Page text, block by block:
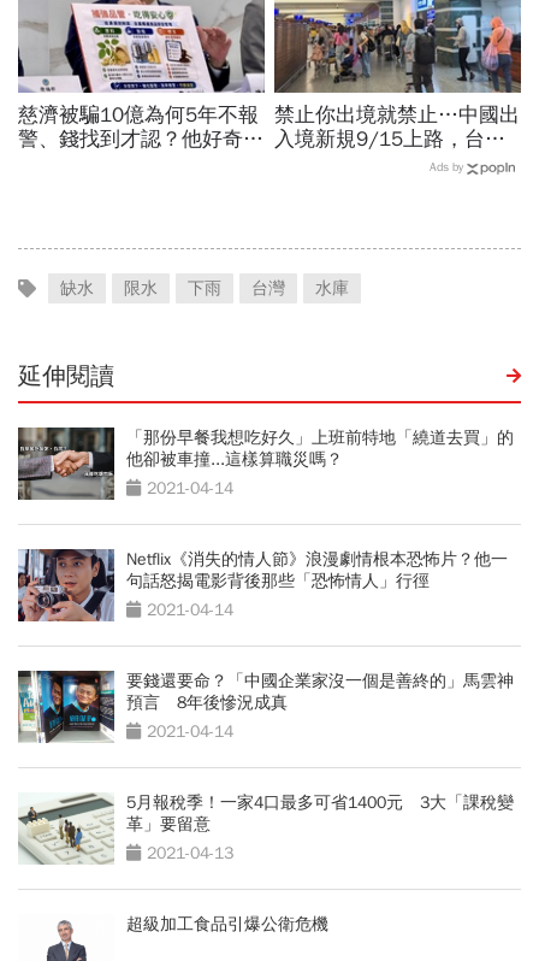
慈濟被騙10億為何5年不報
警、錢找到才認？他好奇：
禁止你出境就禁止…中國出
入境新規9/15上路，台灣
人小心「有去無回」？4種
Ads by
缺水 限水 下雨 台灣 水庫
延伸閱讀
「那份早餐我想吃好久」上班前特地「繞道去買」的
他卻被車撞...這樣算職災嗎？
2021-04-14
Netflix《消失的情人節》浪漫劇情根本恐怖片？他一
句話怒揭電影背後那些「恐怖情人」行徑
2021-04-14
要錢還要命？「中國企業家沒一個是善終的」馬雲神
預言 8年後慘況成真
2021-04-14
5月報稅季！一家4口最多可省1400元 3大「課稅變
革」要留意
2021-04-13
超級加工食品引爆公衛危機